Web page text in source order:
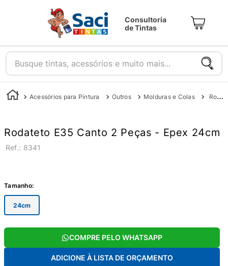
Consultoria
de Tintas
Busque tintas, acessórios e muito mais...
Acessórios para Pintura Outros Molduras e Colas Rodateto E35 Canto 2 Peças - Epex 24cm
Rodateto E35 Canto 2 Peças - Epex 24cm
: 8341
Tamanho:
24cm
COMPRE PELO WHATSAPP
ADICIONE À LISTA DE ORÇAMENTO